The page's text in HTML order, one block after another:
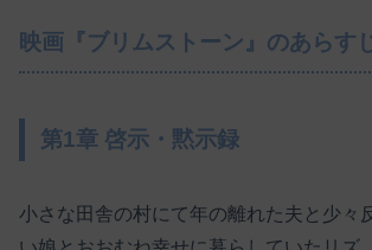
映画『ブリムストーン』のあらす
第1章 啓示・黙示録
小さな田舎の村にて年の離れた夫と少々